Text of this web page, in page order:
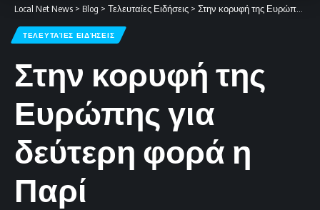
Local Net News > Blog > Τελευταίες Ειδήσεις > Στην κορυφή της Ευρώπης για δεύτερη φορά η Παρί
ΤΕΛΕΥΤΑΊΕΣ ΕΙΔΉΣΕΙΣ
Στην κορυφή της
Ευρώπης για
δεύτερη φορά η
Παρί